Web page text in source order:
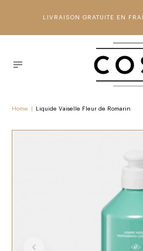
LIVRAISON GRATUITE EN
Home Liquide Vaiselle Fleur de Romarin